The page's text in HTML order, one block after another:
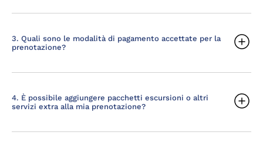
3. Quali sono le modalità di pagamento accettate per la
prenotazione?
4. È possibile aggiungere pacchetti escursioni o altri
servizi extra alla mia prenotazione?